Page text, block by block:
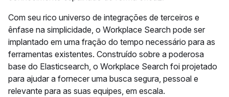
Com seu rico universo de integrações de terceiros e
ênfase na simplicidade, o Workplace Search pode ser
implantado em uma fração do tempo necessário para as
ferramentas existentes. Construído sobre a poderosa
base do Elasticsearch, o Workplace Search foi projetado
para ajudar a fornecer uma busca segura, pessoal e
relevante para as suas equipes, em escala.